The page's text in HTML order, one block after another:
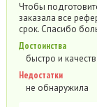
Чтобы
заказала все
срок. Спасибо
Достоинства
быстро и
Недостатки
не обнаружила